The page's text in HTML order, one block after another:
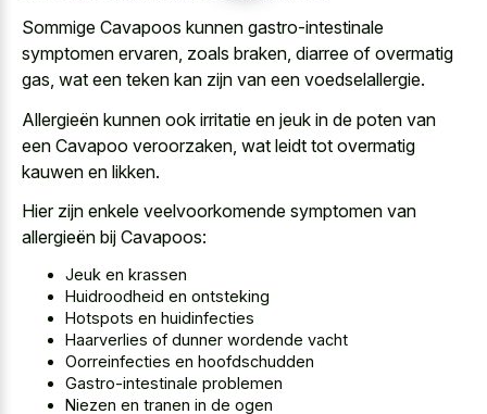
Sommige Cavapoos kunnen gastro-intestinale
symptomen ervaren, zoals braken, diarree of overmatig
gas, wat een teken kan zijn van een voedselallergie.
Allergieën kunnen ook irritatie en jeuk in de poten van
een Cavapoo veroorzaken, wat leidt tot overmatig
kauwen en likken.
Hier zijn enkele veelvoorkomende symptomen van
allergieën bij Cavapoos:
Jeuk en krassen
Huidroodheid en ontsteking
Hotspots en huidinfecties
Haarverlies of dunner wordende vacht
Oorreinfecties en hoofdschudden
Gastro-intestinale problemen
Niezen en tranen in de ogen